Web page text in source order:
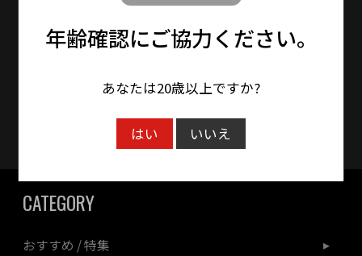
※メーカーお取り寄せ商品は、5〜7日程度で発
送となります。
※年末年始・大型連休期間中は通常より更にお
クレジットカード対応
CATEGORY
おすすめ / 特集
年齢確認にご協力ください。
あなたは20歳以上ですか?
はい いいえ